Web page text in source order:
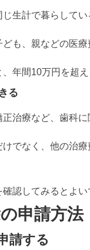
生計で暮らして
も、親などの医療
年間10万円を超え
る
治療など、歯科
でなく、他の治
認してみるとよい
申請方法
請する